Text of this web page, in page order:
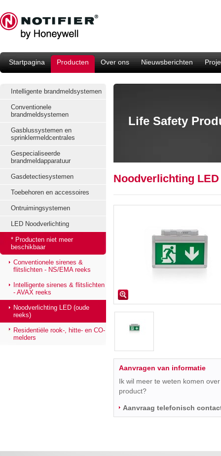
Startpagina Producten Over ons Nieuwsberichten
Intelligente brandmeldsystemen
Conventionele
brandmeldsystemen
Gasblussystemen en
sprinklermeldcentrales
Gespecialiseerde
brandmeldapparatuur
Gasdetectiesystemen
Toebehoren en accessoires
Ontruimingsystemen
LED Noodverlichting
* Producten niet meer
beschikbaar
Conventionele sirenes &
flitslichten - NS/EMA reeks
Intelligente sirenes & flitslichten
- AVAX reeks
Noodverlichting LED (oude
reeks)
Residentiële rook-, hitte- en CO-
melders
Life Safety
Noodverlichting LED
Aanvragen van informatie
Ik wil meer te weten komen
product?
Aanvraag telefonisch